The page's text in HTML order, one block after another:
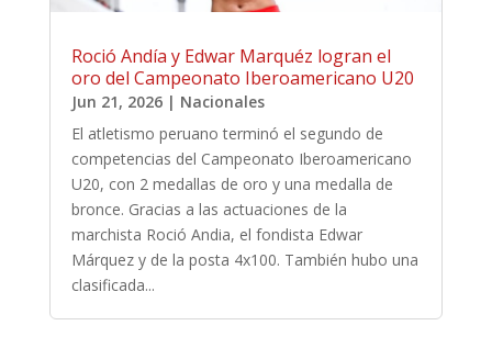
Roció Andía y Edwar Marquéz logran el
oro del Campeonato Iberoamericano U20
Jun 21, 2026| Nacionales
El atletismo peruano terminó el segundo de
competencias del Campeonato Iberoamericano
U20, con 2 medallas de oro y una medalla de
bronce. Gracias a las actuaciones de la
marchista Roció Andia, el fondista Edwar
Márquez y de la posta 4x100. También hubo una
clasificada...